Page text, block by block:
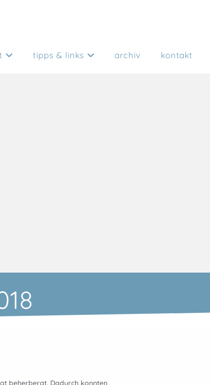
tipps & links archiv kontakt
beherbergt. Dadurch konnten